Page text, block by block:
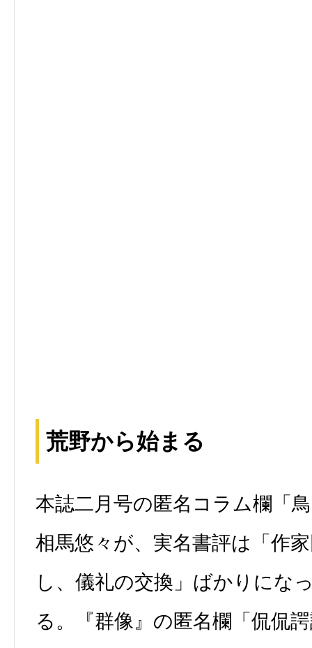
荒野から始まる
本誌二月号の匿名コラム欄「
相馬悠々が、実名書評は「作
し、儀礼の交換」ばかりにな
る。『群像』の匿名欄「侃侃